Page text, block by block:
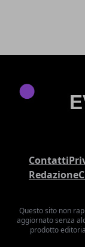
Contatti
Redazione
Questo sito non
aggiornato senza
prodotto